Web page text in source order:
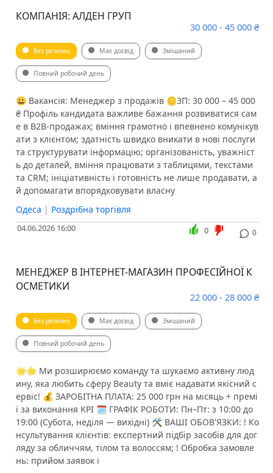
КОМПАНІЯ: АЛДЕН ГРУП
30 000 - 45 000 ₴
Без резюме Має досвід Змішаний
Повний робочий день
😀 ️Вакансія: Менеджер з продажів 🪙ЗП: 30 000 – 45 000
₴ Профіль кандидата важливе бажання розвиватися сам
е в B2B-продажах; вміння грамотно і впевнено комунікув
ати з клієнтом; здатність швидко вникати в нові послуги
та структурувати інформацію; організованість, уважніст
ь до деталей, вміння працювати з таблицями, текстами
та CRM; ініціативність і готовність не лише продавати, а
й допомагати впорядковувати власну
Одеса | Роздрібна торгівля
04.06.2026 16:00 0
0
МЕНЕДЖЕР В ІНТЕРНЕТ-МАГАЗИН ПРОФЕСІЙНОЇ К
ОСМЕТИКИ
22 000 - 28 000 ₴
Без резюме Має досвід Змішаний
Повний робочий день
🌟🌟 Ми розширюємо команду та шукаємо активну люд
ину, яка любить сферу Beauty та вміє надавати якісний с
ервіс! 💰 ЗАРОБІТНА ПЛАТА: 25 000 грн на місяць + премі
ї за виконання KPI 🗓 ГРАФІК РОБОТИ: Пн–Пт: з 10:00 до
19:00 (Субота, неділя — вихідні) 🛠 ВАШІ ОБОВ'ЯЗКИ: ! Ко
нсультування клієнтів: експертний підбір засобів для дог
ляду за обличчям, тілом та волоссям; ! Обробка замовле
нь: прийом заявок і